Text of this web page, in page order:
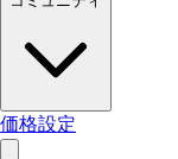
価格設定